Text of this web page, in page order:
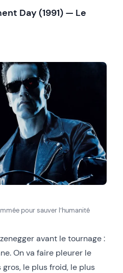
Day (1991) — Le
pour sauver l’humanité
avant le tournage :
On va faire pleurer le
le plus froid, le plus